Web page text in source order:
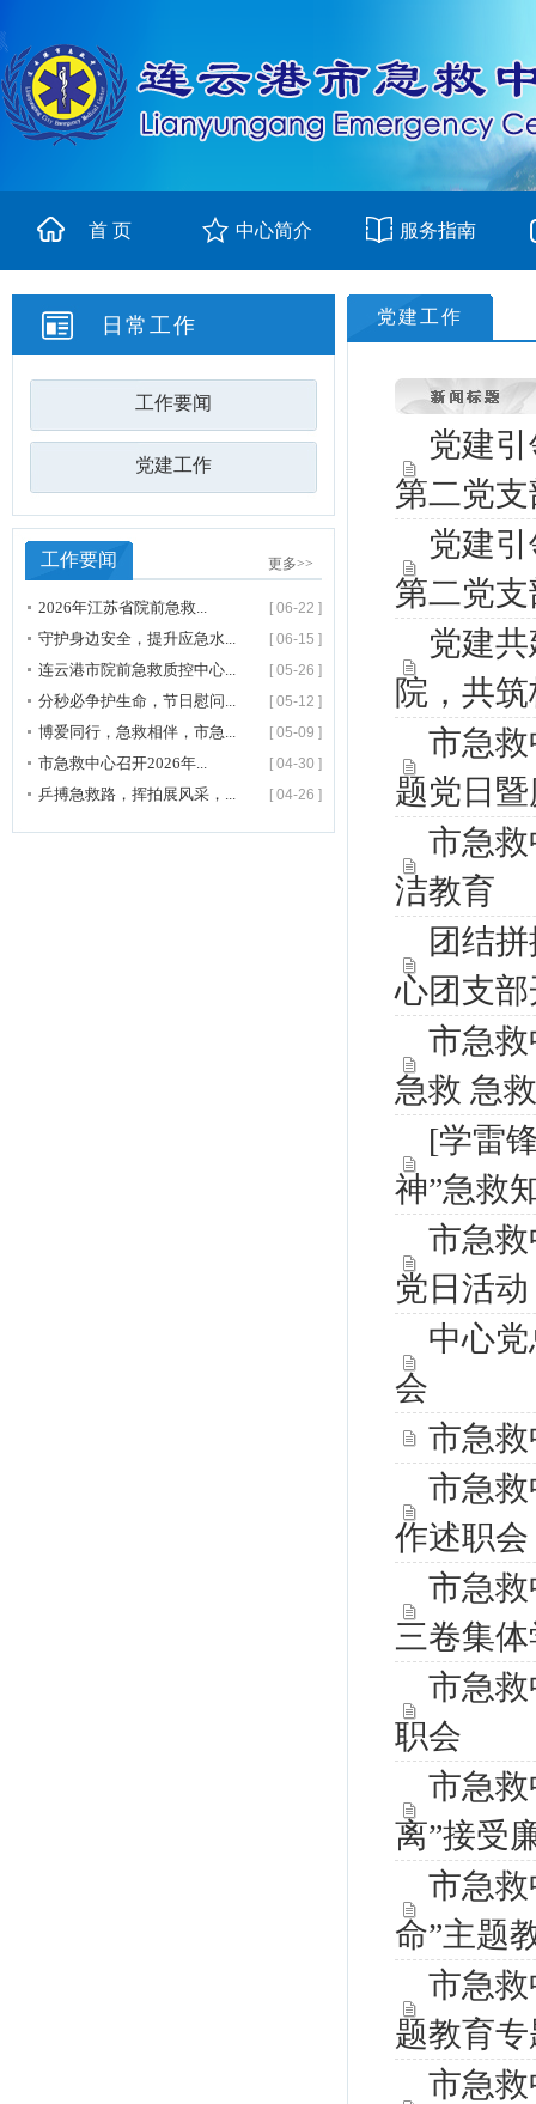
首 页 中心简介 服务指南
日常工作
工作要闻
党建工作
工作要闻 更多>>
[ 06-22 ]
2026年江苏省院前急救...
[ 06-15 ]
守护身边安全，提升应急水...
[ 05-26 ]
连云港市院前急救质控中心...
[ 05-12 ]
分秒必争护生命，节日慰问...
[ 05-09 ]
博爱同行，急救相伴，市急...
[ 04-30 ]
市急救中心召开2026年...
[ 04-26 ]
乒搏急救路，挥拍展风采，...
党建工作
党建
第二党
党建
第二党
党建
院，共
市急
题党日
市急
洁教育
团结
心团支
市急
急救 急
[学雷
神”急救
市急
党日活动
中心
会
市急
市急
作述职会
市急
三卷集
市急
职会
市急
离”接受
市急
命”主题
市急
题教育
市急